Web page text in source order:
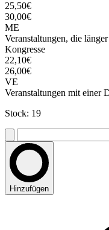
25,50€
30,00€
ME
Veranstaltungen, die
Kongresse
22,10€
26,00€
VE
Veranstaltungen mit einer
Stock: 19
Hinzufügen